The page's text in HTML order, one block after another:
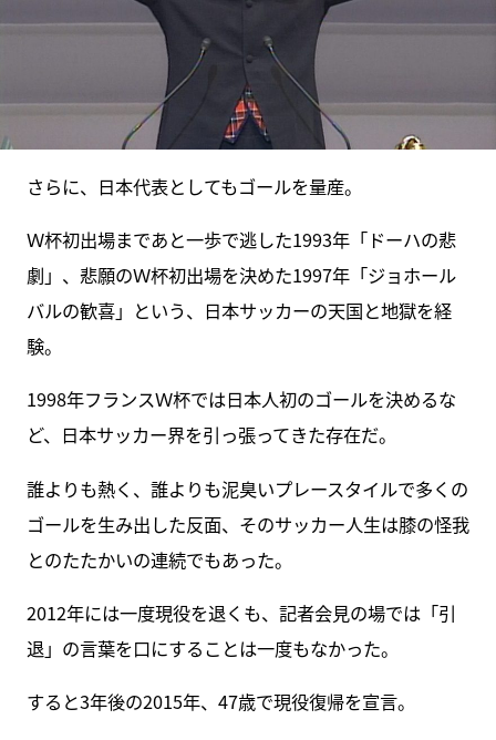
さらに、日本代表としてもゴールを量産。
Ｗ杯初出場まであと一歩で逃した1993年「ドーハの悲
劇」、悲願のＷ杯初出場を決めた1997年「ジョホール
バルの歓喜」という、日本サッカーの天国と地獄を経
験。
1998年フランスＷ杯では日本人初のゴールを決めるな
ど、日本サッカー界を引っ張ってきた存在だ。
誰よりも熱く、誰よりも泥臭いプレースタイルで多くの
ゴールを生み出した反面、そのサッカー人生は膝の怪我
とのたたかいの連続でもあった。
2012年には一度現役を退くも、記者会見の場では「引
退」の言葉を口にすることは一度もなかった。
すると3年後の2015年、47歳で現役復帰を宣言。